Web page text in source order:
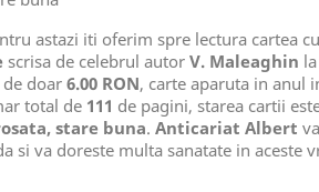
astazi iti oferim spre lectura cartea
scrisa de celebrul autor V. Maleaghin
doar 6.00 RON, carte aparuta in anul
total de 111 de pagini, starea cartii
stare buna. Anticariat Albert
si va doreste multa sanatate in aceste